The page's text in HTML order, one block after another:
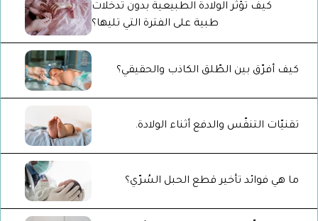
كيف تؤثر الولادة الطبيعية بدون تدخلات
طبية على الفترة التي تليها؟
كيف أفرّق بين الطّلق الكاذب والحقيقي؟
تقنيّات التنفّس والدفع أثناء الولادة.
ما هي فوائد تأخير قطع الحبل السُرّي؟